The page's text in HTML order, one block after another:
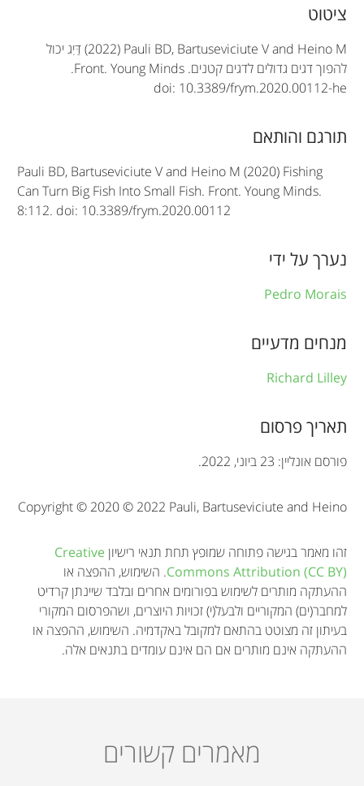
A
r
t
i
c
n
o
r
a
t
i
n
ציטוט
(2022) Pauli BD, Bartuseviciute V and Heino Mדַּיִג יכול
להפוך דגים גדולים לדגים קטנים. Front. Young Minds
.
doi: 10.3389/frym.2020.00112-he
תורגם והותאם
Pauli BD, Bartuseviciute V and Heino M (2020) Fishing
Can Turn Big Fish Into Small Fish. Front. Young Minds.
8:112. doi: 10.3389/frym.2020.00112
נערך על ידי
Pedro Morais
מנחים מדעיים
Richard Lilley
תאריך פרסום
פורסם אונליין: 23 ביוני, 2022.
Copyright © 2020 © 2022 Pauli, Bartuseviciute and Heino
זהו מאמר בגישה פתוחה שמופץ תחת תנאי רישיון Creative
Commons Attribution (CC BY). השימוש, ההפצה או
ההעתקה מותרים לשימוש בפורומים אחרים ובלבד שיינתן קרדיט
למחבר(ים) המקוריים ולבעל(י) זכויות היוצרים, ושהפרסום המקורי
בעיתון זה מצוטט בהתאם למקובל באקדמיה. השימוש, ההפצה או
ההעתקה אינם מותרים אם הם אינם עומדים בתנאים אלה.
מאמרים קשורים